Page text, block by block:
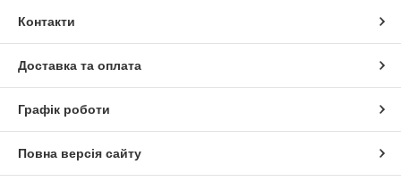
Контакти
Доставка та оплата
Графік роботи
Повна версія сайту